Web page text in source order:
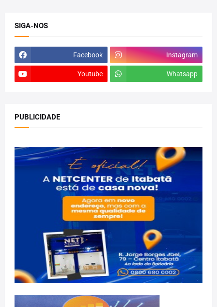
SIGA-NOS
Facebook Instagram
Youtube Whatsapp
PUBLICIDADE